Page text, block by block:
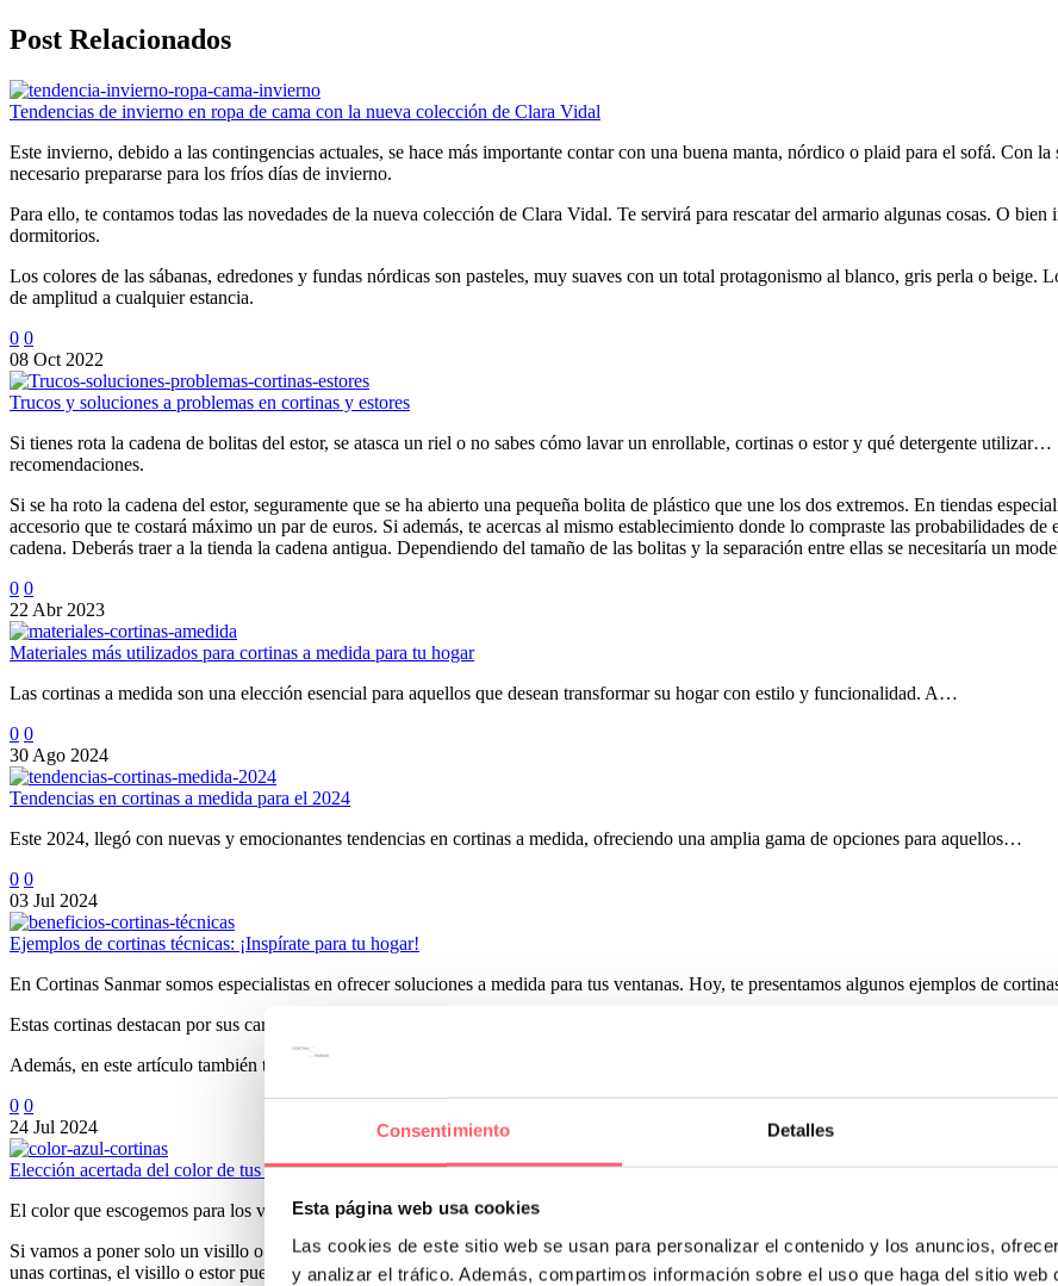
Consentimiento Detalles
Esta página web usa cookies
Las cookies de este sitio web se usan para personalizar el contenido y los anuncios,
y analizar el tráfico. Además, compartimos información sobre el uso que haga del sitio web
Post Relacionados
Tendencias de invierno en ropa de cama con la nueva colección de Clara Vidal
Este invierno, debido a las contingencias actuales, se hace más importante contar con una buena manta, nórdico o plaid para el sofá. Con
necesario prepararse para los fríos días de invierno.
Para ello, te contamos todas las novedades de la nueva colección de Clara Vidal. Te servirá para rescatar del armario algunas cosas. O
dormitorios.
Los colores de las sábanas, edredones y fundas nórdicas son pasteles, muy suaves con un total protagonismo al blanco, gris perla o
de amplitud a cualquier estancia.
0 0
08 Oct 2022
Trucos y soluciones a problemas en cortinas y estores
Si tienes rota la cadena de bolitas del estor, se atasca un riel o no sabes cómo lavar un enrollable, cortinas o estor y qué detergente
recomendaciones.
Si se ha roto la cadena del estor, seguramente que se ha abierto una pequeña bolita de plástico que une los dos extremos. En tiendas
accesorio que te costará máximo un par de euros. Si además, te acercas al mismo establecimiento donde lo compraste las probabilidades
cadena. Deberás traer a la tienda la cadena antigua. Dependiendo del tamaño de las bolitas y la separación entre ellas se necesitaría un
0 0
22 Abr 2023
Materiales más utilizados para cortinas a medida para tu hogar
Las cortinas a medida son una elección esencial para aquellos que desean transformar su hogar con estilo y funcionalidad. A…
0 0
30 Ago 2024
Tendencias en cortinas a medida para el 2024
Este 2024, llegó con nuevas y emocionantes tendencias en cortinas a medida, ofreciendo una amplia gama de opciones para aquellos…
0 0
03 Jul 2024
Ejemplos de cortinas técnicas: ¡Inspírate para tu hogar!
En Cortinas Sanmar somos especialistas en ofrecer soluciones a medida para tus ventanas. Hoy, te presentamos algunos ejemplos de
Estas cortinas destacan por sus características innovadoras que las hacen ideales para cualquier tipo de espacio.
Además, en este artículo también te contamos sus características y tipos de cada una de ellas para la elección perfecta. ¡Sigue leyendo!
0 0
24 Jul 2024
Elección acertada del color de tus cortinas
El color que escogemos para los visillos, cortinas o estores es fundamental para marcar el estilo de una estancia. No es lo mismo elegir
Si vamos a poner solo un visillo o estor, una elección siempre acertada es una tela blanca o crema con algún motivo o raya más intenso
unas cortinas, el visillo o estor pueden ser lisos.